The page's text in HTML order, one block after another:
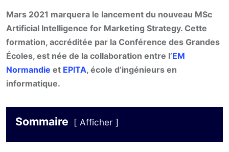
Mars 2021 marquera le lancement du nouveau MSc
Artificial Intelligence for Marketing Strategy. Cette
formation, accréditée par la Conférence des Grandes
Écoles, est née de la collaboration entre l’EM
Normandie et EPITA, école d’ingénieurs en
informatique.
Sommaire Afficher